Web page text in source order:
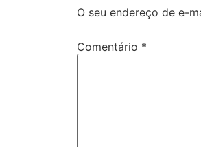
O seu endereço de e-
Comentário *